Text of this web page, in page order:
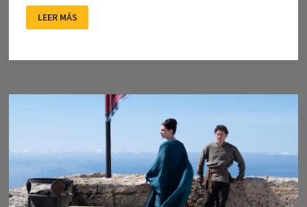
MEMENTO
DE
UNA
LEER MÁS